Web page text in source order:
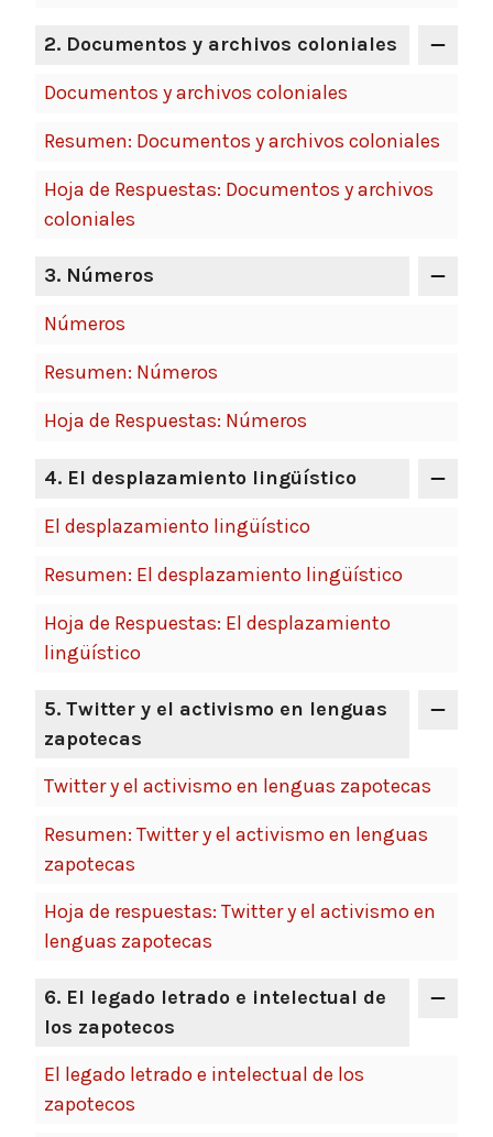
2. Documentos y archivos coloniales
Documentos y archivos coloniales
Resumen: Documentos y archivos coloniales
Hoja de Respuestas: Documentos y archivos
coloniales
3. Números
Números
Resumen: Números
Hoja de Respuestas: Números
4. El desplazamiento lingüístico
El desplazamiento lingüístico
Resumen: El desplazamiento lingüístico
Hoja de Respuestas: El desplazamiento
lingüístico
5. Twitter y el activismo en lenguas
zapotecas
Twitter y el activismo en lenguas zapotecas
Resumen: Twitter y el activismo en lenguas
zapotecas
Hoja de respuestas: Twitter y el activismo en
lenguas zapotecas
6. El legado letrado e intelectual de
los zapotecos
El legado letrado e intelectual de los
zapotecos